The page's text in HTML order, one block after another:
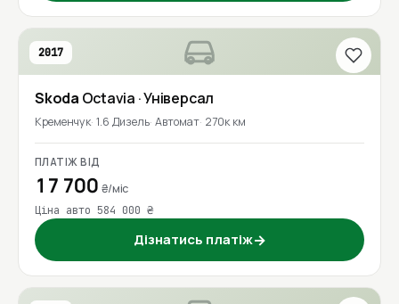
2017
Skoda Octavia · Універсал
Кременчук 1.6 Дизель Автомат 270к км
ПЛАТІЖ ВІД
17 700 ₴/міс
Ціна авто 584 000 ₴
Дізнатись платіж→